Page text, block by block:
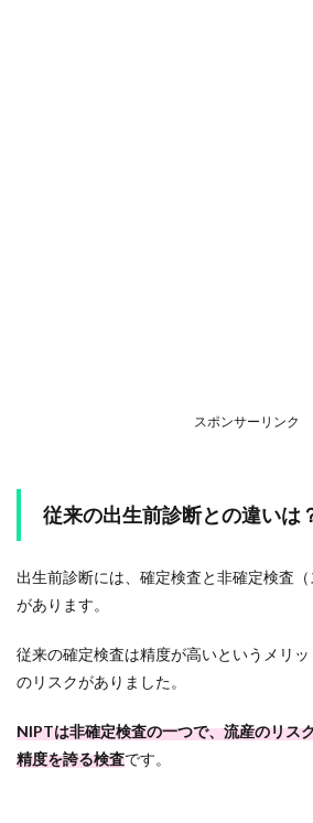
スポンサーリンク
従来の出生前診断との違いは
出生前診断には、確定検査と非確定検査（
があります。
従来の確定検査は精度が高いというメリ
のリスクがありました。
NIPTは非確定検査の一つで、流産のリス
精度を誇る検査です。